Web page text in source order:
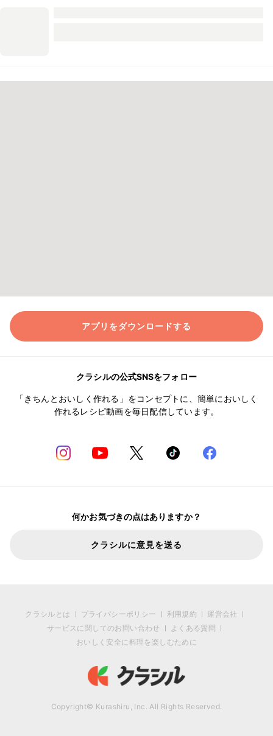
アプリをダウンロードする
クラシルの公式SNSをフォロー
「きちんとおいしく作れる」をコンセプトに、簡単においしく
作れるレシピ動画を毎日配信しています。
何かお気づきの点はありますか？
クラシルに意見を送る
クラシルとは プライバシーポリシー 利用規約
運営会社
サービスに関してのお問い合わせ
よくある質問
おいしく安全に料理を楽しむために
Copyright© Kurashiru, Inc. All Rights Reserved.